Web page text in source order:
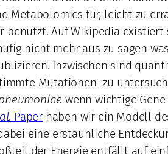
Metabolomics für, leicht zu
Auf Wikipedia existiert
nicht mehr aus zu sagen
Inzwischen sind
Mutationen zu
wenn wichtige
. Paper haben wir ein Modell
eine erstaunliche
der Energie entfällt auf